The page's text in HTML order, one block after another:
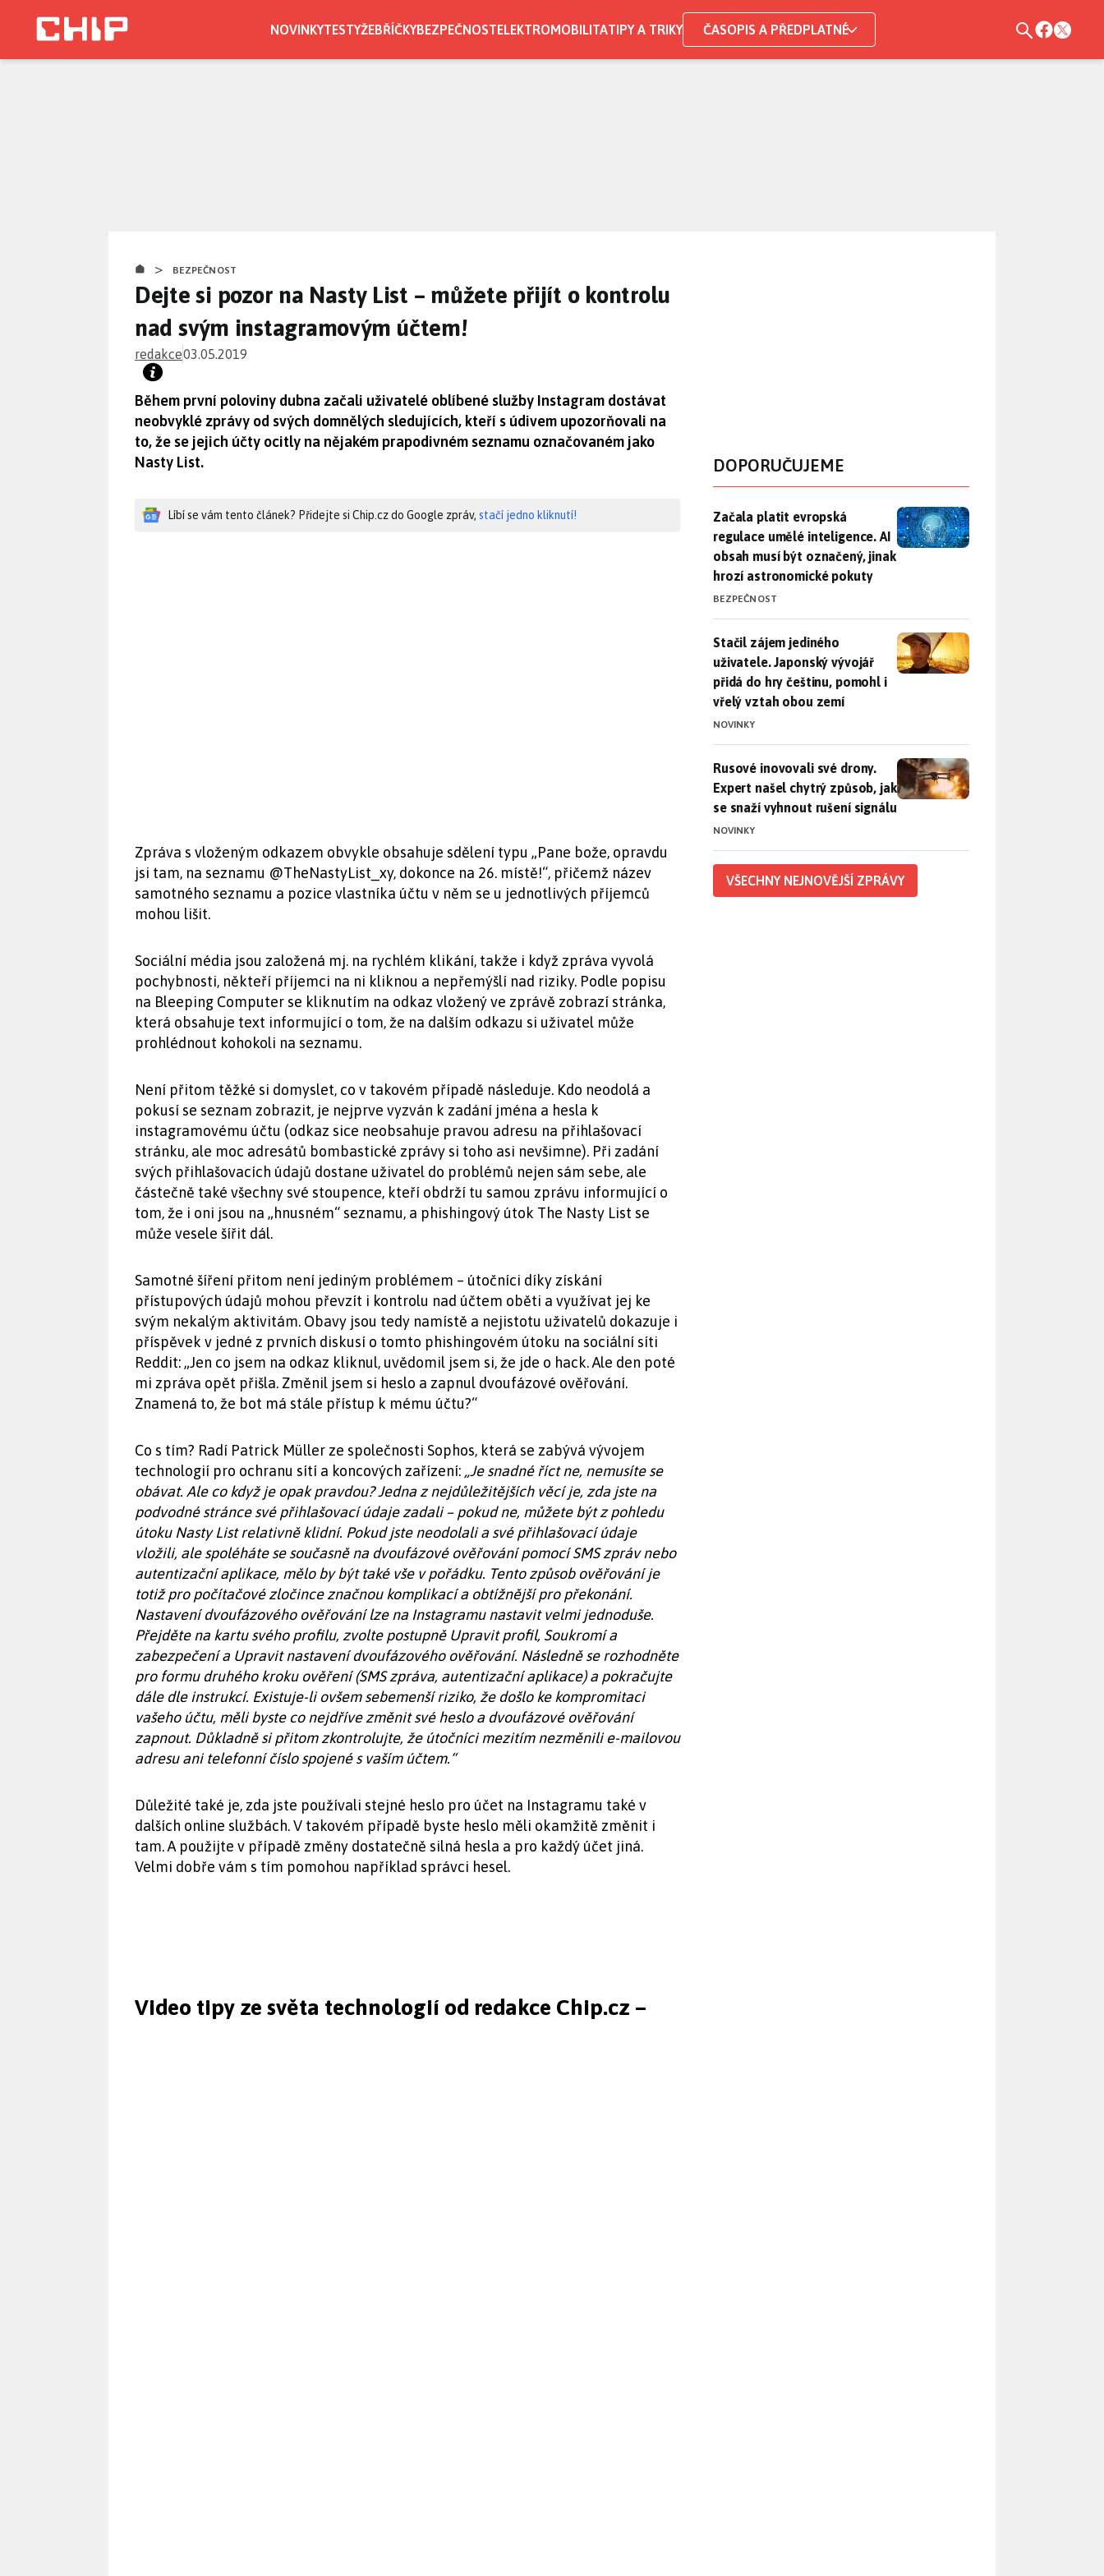
NOVINKYTESTYŽEBŘÍČKYBEZPEČNOSTELEKTROMOBILITATIPY A TRIKY ČASOPIS A PŘEDPLATNÉ
> BEZPEČNOST
Dejte si pozor na Nasty List – můžete přijít o kontrolu
nad svým instagramovým účtem!
redakce03.05.2019
Během první poloviny dubna začali uživatelé oblíbené služby Instagram dostávat
neobvyklé zprávy od svých domnělých sledujících, kteří s údivem upozorňovali na
to, že se jejich účty ocitly na nějakém prapodivném seznamu označovaném jako
Nasty List.
Líbí se vám tento článek? Přidejte si Chip.cz do Google zpráv, stačí jedno kliknutí!
Zpráva s vloženým odkazem obvykle obsahuje sdělení typu „Pane bože, opravdu
jsi tam, na seznamu @TheNastyList_xy, dokonce na 26. místě!“, přičemž název
samotného seznamu a pozice vlastníka účtu v něm se u jednotlivých příjemců
mohou lišit.
Sociální média jsou založená mj. na rychlém klikání, takže i když zpráva vyvolá
pochybnosti, někteří příjemci na ni kliknou a nepřemýšlí nad riziky. Podle popisu
na Bleeping Computer se kliknutím na odkaz vložený ve zprávě zobrazí stránka,
která obsahuje text informující o tom, že na dalším odkazu si uživatel může
prohlédnout kohokoli na seznamu.
Není přitom těžké si domyslet, co v takovém případě následuje. Kdo neodolá a
pokusí se seznam zobrazit, je nejprve vyzván k zadání jména a hesla k
instagramovému účtu (odkaz sice neobsahuje pravou adresu na přihlašovací
stránku, ale moc adresátů bombastické zprávy si toho asi nevšimne). Při zadání
svých přihlašovacích údajů dostane uživatel do problémů nejen sám sebe, ale
částečně také všechny své stoupence, kteří obdrží tu samou zprávu informující o
tom, že i oni jsou na „hnusném“ seznamu, a phishingový útok The Nasty List se
může vesele šířit dál.
Samotné šíření přitom není jediným problémem – útočníci díky získání
přístupových údajů mohou převzít i kontrolu nad účtem oběti a využívat jej ke
svým nekalým aktivitám. Obavy jsou tedy namístě a nejistotu uživatelů dokazuje i
příspěvek v jedné z prvních diskusí o tomto phishingovém útoku na sociální síti
Reddit: „Jen co jsem na odkaz kliknul, uvědomil jsem si, že jde o hack. Ale den poté
mi zpráva opět přišla. Změnil jsem si heslo a zapnul dvoufázové ověřování.
Znamená to, že bot má stále přístup k mému účtu?“
Co s tím? Radí Patrick Müller ze společnosti Sophos, která se zabývá vývojem
technologií pro ochranu sítí a koncových zařízení: „Je snadné říct ne, nemusíte se
obávat. Ale co když je opak pravdou? Jedna z nejdůležitějších věcí je, zda jste na
podvodné stránce své přihlašovací údaje zadali – pokud ne, můžete být z pohledu
útoku Nasty List relativně klidní. Pokud jste neodolali a své přihlašovací údaje
vložili, ale spoléháte se současně na dvoufázové ověřování pomocí SMS zpráv nebo
autentizační aplikace, mělo by být také vše v pořádku. Tento způsob ověřování je
totiž pro počítačové zločince značnou komplikací a obtížnější pro překonání.
Nastavení dvoufázového ověřování lze na Instagramu nastavit velmi jednoduše.
Přejděte na kartu svého profilu, zvolte postupně Upravit profil, Soukromí a
zabezpečení a Upravit nastavení dvoufázového ověřování. Následně se rozhodněte
pro formu druhého kroku ověření (SMS zpráva, autentizační aplikace) a pokračujte
dále dle instrukcí. Existuje-li ovšem sebemenší riziko, že došlo ke kompromitaci
vašeho účtu, měli byste co nejdříve změnit své heslo a dvoufázové ověřování
zapnout. Důkladně si přitom zkontrolujte, že útočníci mezitím nezměnili e-mailovou
adresu ani telefonní číslo spojené s vaším účtem.“
Důležité také je, zda jste používali stejné heslo pro účet na Instagramu také v
dalších online službách. V takovém případě byste heslo měli okamžitě změnit i
tam. A použijte v případě změny dostatečně silná hesla a pro každý účet jiná.
Velmi dobře vám s tím pomohou například správci hesel.
Video tipy ze světa technologií od redakce Chip.cz –
DOPORUČUJEME
Začala platit evropská regulace umělé inteligence. AI obsah
Začala platit evropská
regulace umělé inteligence. AI
obsah musí být označený, jinak
hrozí astronomické pokuty
BEZPEČNOST
Stačil zájem jediného uživatele. Japonský vývojář přidá do hry
Stačil zájem jediného
uživatele. Japonský vývojář
přidá do hry češtinu, pomohl i
vřelý vztah obou zemí
NOVINKY
Rusové inovovali své drony. Expert našel chytrý způsob, jak se
Rusové inovovali své drony.
Expert našel chytrý způsob, jak
se snaží vyhnout rušení signálu
NOVINKY
VŠECHNY NEJNOVĚJŠÍ ZPRÁVY